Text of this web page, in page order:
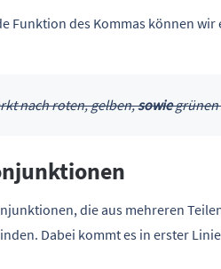
Funktion des Kommas können
nach roten, gelben,sowiegrünen
die aus mehreren
Dabei kommt es in erster